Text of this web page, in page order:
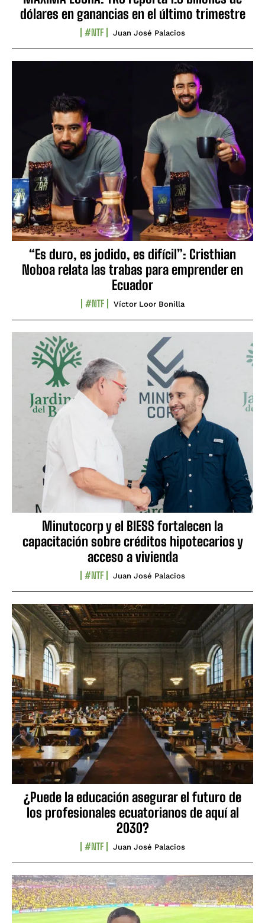
dólares en ganancias en el último trimestre
#NTF Juan José Palacios
“Es duro, es jodido, es difícil”: Cristhian
Noboa relata las trabas para emprender en
Ecuador
#NTF Víctor Loor Bonilla
Minutocorp y el BIESS fortalecen la
capacitación sobre créditos hipotecarios y
acceso a vivienda
#NTF Juan José Palacios
¿Puede la educación asegurar el futuro de
los profesionales ecuatorianos de aquí al
2030?
#NTF Juan José Palacios